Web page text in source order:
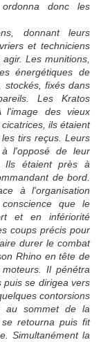
donc les
donnant leurs
et techniciens
Les munitions,
énergétiques de
stockés, fixés dans
Les Kratos
l'image des vieux
ils étaient
tirs reçus. Leurs
l'opposé de leur
Ils étaient près à
de bord.
à l'organisation
que le
et en infériorité
coups précis pour
durer le combat
Rhino en tête de
Il pénétra
puis se dirigea vers
contorsions
au sommet de la
retourna puis fit
Simultanément la